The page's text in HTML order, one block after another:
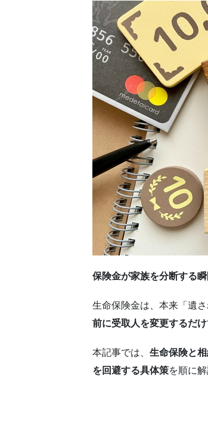
保険金が家族を分断する瞬
生命保険金は、本来「遺
前に受取人を変更するだ
本記事では、生命保険と
を回避する具体策を順に解